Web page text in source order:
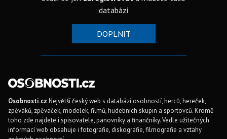
databázi
DOPLNIT
Osobnosti.cz Největší český web s databází osobností, herců, hereček,
zpěváků, zpěvaček, modelek, filmů, hudebních skupin a sportovců. Kromě
toho zde najdete i spisovatele, panovníky a finančníky. Vedle užitečných
informací web obsahuje i fotografie, diskografie, filmografie a vztahy